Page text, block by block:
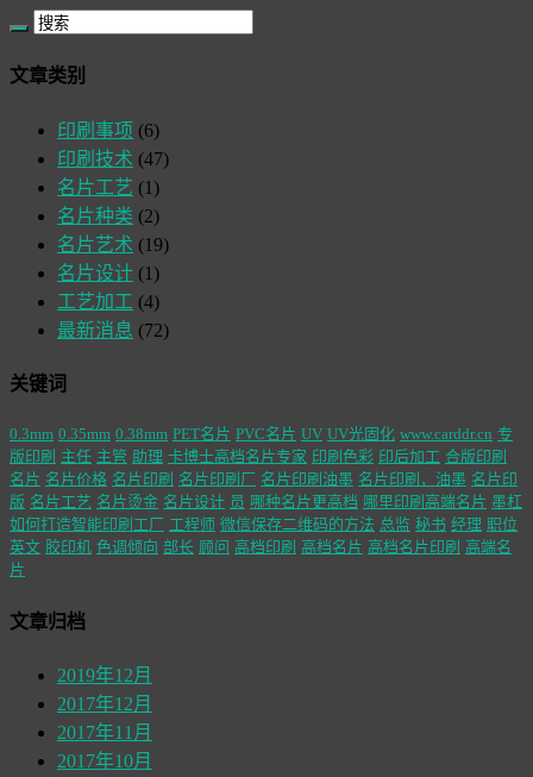
文章类别
印刷事项 (6)
印刷技术 (47)
名片工艺 (1)
名片种类 (2)
名片艺术 (19)
名片设计 (1)
工艺加工 (4)
最新消息 (72)
关键词
0.3mm 0.35mm 0.38mm PET名片 PVC名片 UV UV光固化 www.carddr.cn 专
版印刷 主任 主管 助理 卡博士高档名片专家 印刷色彩 印后加工 合版印刷
名片 名片价格 名片印刷 名片印刷厂 名片印刷油墨 名片印刷，油墨 名片印
版 名片工艺 名片烫金 名片设计 员 哪种名片更高档 哪里印刷高端名片 墨杠
如何打造智能印刷工厂 工程师 微信保存二维码的方法 总监 秘书 经理 职位
英文 胶印机 色调倾向 部长 顾问 高档印刷 高档名片 高档名片印刷 高端名
片
文章归档
2019年12月
2017年12月
2017年11月
2017年10月